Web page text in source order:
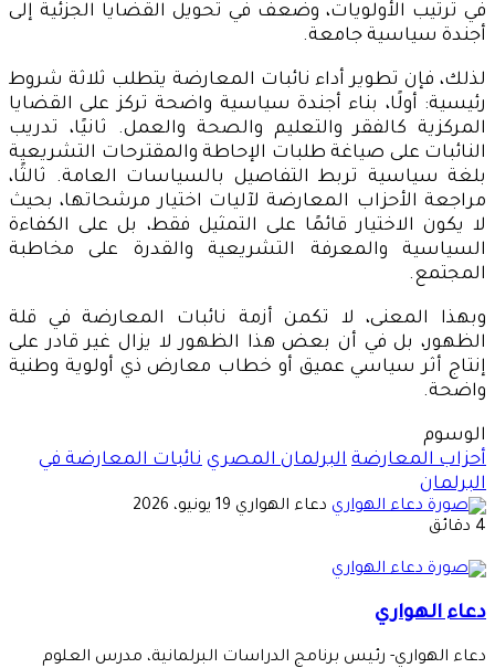
في ترتيب الأولويات، وضعف في تحويل القضايا الجزئية إلى
أجندة سياسية جامعة.
لذلك، فإن تطوير أداء نائبات المعارضة يتطلب ثلاثة شروط
رئيسية: أولًا، بناء أجندة سياسية واضحة تركز على القضايا
المركزية كالفقر والتعليم والصحة والعمل. ثانيًا، تدريب
النائبات على صياغة طلبات الإحاطة والمقترحات التشريعية
بلغة سياسية تربط التفاصيل بالسياسات العامة. ثالثًا،
مراجعة الأحزاب المعارضة لآليات اختيار مرشحاتها، بحيث
لا يكون الاختيار قائمًا على التمثيل فقط، بل على الكفاءة
السياسية والمعرفة التشريعية والقدرة على مخاطبة
المجتمع.
وبهذا المعنى، لا تكمن أزمة نائبات المعارضة في قلة
الظهور، بل في أن بعض هذا الظهور لا يزال غير قادر على
إنتاج أثر سياسي عميق أو خطاب معارض ذي أولوية وطنية
واضحة.
الوسوم
أحزاب المعارضة البرلمان المصري نائبات المعارضة في
البرلمان
دعاء الهواري أرسل
19 يونيو، 2026
4 دقائق
دعاء الهواري
دعاء الهواري- رئيس برنامج الدراسات البرلمانية، مدرس العلوم